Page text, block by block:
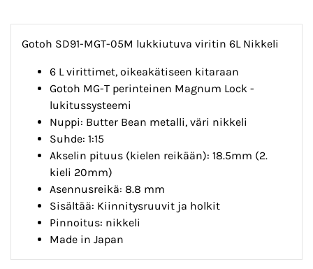
Gotoh SD91-MGT-05M lukkiutuva viritin 6L Nikkeli
6 L virittimet, oikeakätiseen kitaraan
Gotoh MG-T perinteinen Magnum Lock -
lukitussysteemi
Nuppi: Butter Bean metalli, väri nikkeli
Suhde: 1:15
Akselin pituus (kielen reikään): 18.5mm (2.
kieli 20mm)
Asennusreikä: 8.8 mm
Sisältää: Kiinnitysruuvit ja holkit
Pinnoitus: nikkeli
Made in Japan